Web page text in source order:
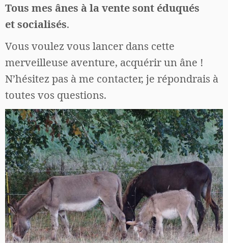
Tous mes ânes à la vente sont éduqués
etsocialisés.
Vous voulez vous lancer dans cette
merveilleuse aventure, acquérir un âne !
N’hésitez pas à me contacter, je répondrais à
toutes vos questions.